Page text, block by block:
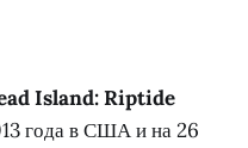
Island: Riptide
года в США и на 26